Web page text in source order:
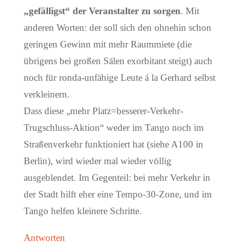
„gefälligst“ der Veranstalter zu sorgen. Mit
anderen Worten: der soll sich den ohnehin schon
geringen Gewinn mit mehr Raummiete (die
übrigens bei großen Sälen exorbitant steigt) auch
noch für ronda-unfähige Leute á la Gerhard selbst
verkleinern.
Dass diese „mehr Platz=besserer-Verkehr-
Trugschluss-Aktion“ weder im Tango noch im
Straßenverkehr funktioniert hat (siehe A100 in
Berlin), wird wieder mal wieder völlig
ausgeblendet. Im Gegenteil: bei mehr Verkehr in
der Stadt hilft eher eine Tempo-30-Zone, und im
Tango helfen kleinere Schritte.
Antworten